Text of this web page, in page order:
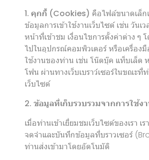
1. คุกกี้ (Cookies) คือไฟล์ขนาดเล็ก
ข้อมูลการเข้าใช้งานเว็บไซต์ เช่น วันเ
หน้าที่เข้าชม เงื่อนไขการตั้งค่าต่าง ๆ
ไปในอุปกรณ์คอมพิวเตอร์ หรือเครื่องมื
ใช้งานของท่าน เช่น โน๊ตบุ๊ค แท็บเล็ต
โฟน ผ่านทางเว็บเบราว์เซอร์ในขณะที่
เว็บไซต์
2. ข้อมูลที่เก็บรวบรวมจากการใช้ง
เมื่อท่านเข้าเยี่ยมชมเว็บไซต์ของเรา เร
จดจำและบันทึกข้อมูลที่บราวเซอร์
ท่านส่งเข้ามาโดยอัตโนมัติ